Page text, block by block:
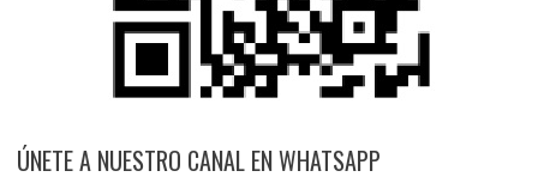
ÚNETE A NUESTRO CANAL EN WHATSAPP